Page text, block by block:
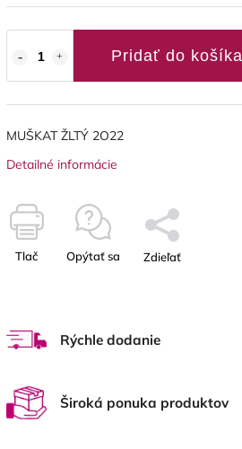
Pridať do košíka
MUŠKAT ŽLTÝ 2O22
Detailné informácie
Tlač Opýtať sa Zdieľať
Rýchle dodanie
Široká ponuka produktov